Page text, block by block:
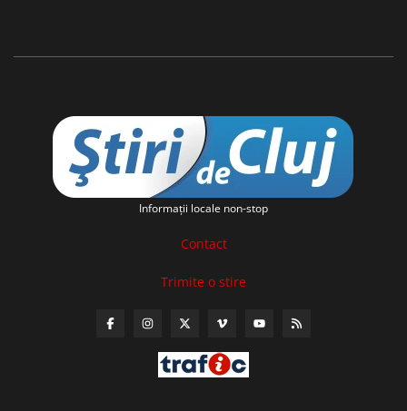
Informaţii locale non-stop
Contact
Trimite o stire